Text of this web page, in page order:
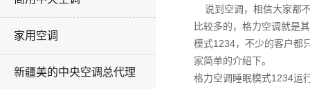
家用空调
新疆美的中央空调总代理
说到空调，相信大家都
比较多的，格力空调就是
模式1234，不少的客户都
家简单的介绍下。
格力空调睡眠模式1234运